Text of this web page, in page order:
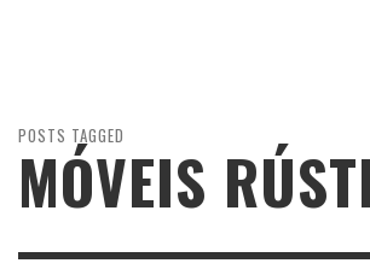
POSTS TAGGED
MÓVEIS